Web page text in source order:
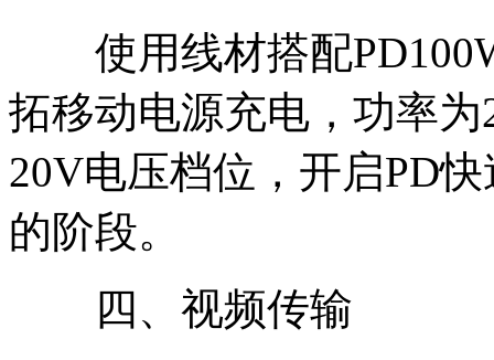
使用线材搭配
拓移动电源充电，功率为
20V电压档位，开启PD
的阶段。
四、视频传输